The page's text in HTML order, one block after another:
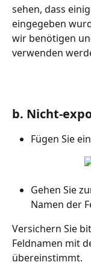
sehen, dass
eingegeben
wir benötigen
verwenden
b. Nicht-
Fügen Sie
Gehen Sie
Namen der
Versichern Sie
Feldnamen mit
übereinstimmt.